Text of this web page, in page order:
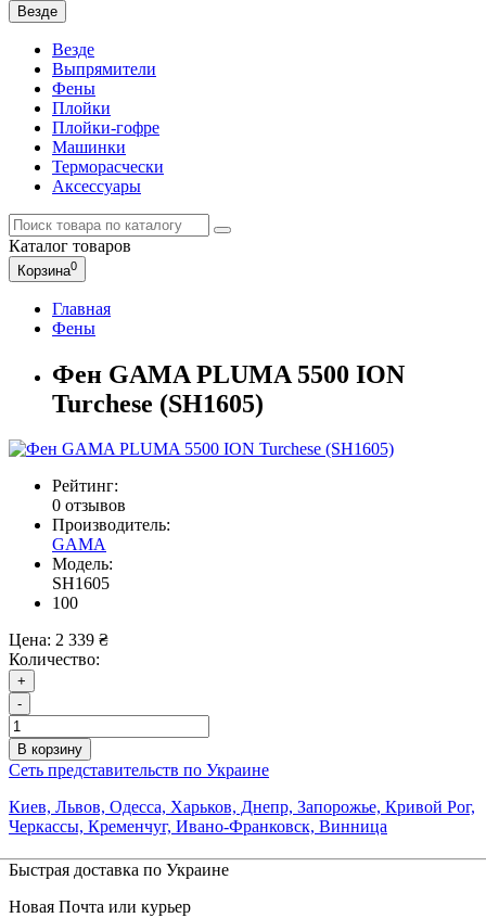
Везде
Везде
Выпрямители
Фены
Плойки
Плойки-гофре
Машинки
Терморасчески
Аксессуары
Каталог товаров
Корзина0
Главная
Фены
Фен GAMA PLUMA 5500 ION
Turchese (SH1605)
Рейтинг:
0 отзывов
Производитель:
GAMA
Модель:
SH1605
100
Цена: 2 339 ₴
Количество:
+
-
В корзину
Сеть представительств по Украине
Киев, Львов, Одесса, Харьков, Днепр, Запорожье, Кривой Рог,
Черкассы, Кременчуг, Ивано-Франковск, Винница
Быстрая доставка по Украине
Новая Почта или курьер